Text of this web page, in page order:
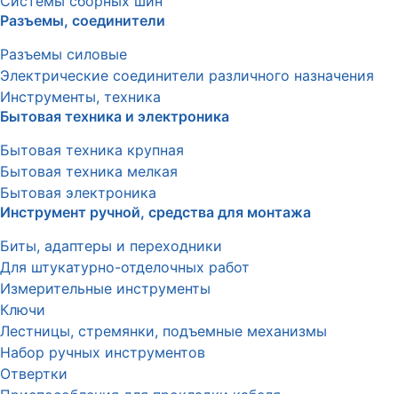
Разъемы, соединители
Разъемы силовые
Электрические соединители различного назначения
Инструменты, техника
Бытовая техника и электроника
Бытовая техника крупная
Бытовая техника мелкая
Бытовая электроника
Инструмент ручной, средства для монтажа
Биты, адаптеры и переходники
Для штукатурно-отделочных работ
Измерительные инструменты
Ключи
Лестницы, стремянки, подъемные механизмы
Набор ручных инструментов
Отвертки